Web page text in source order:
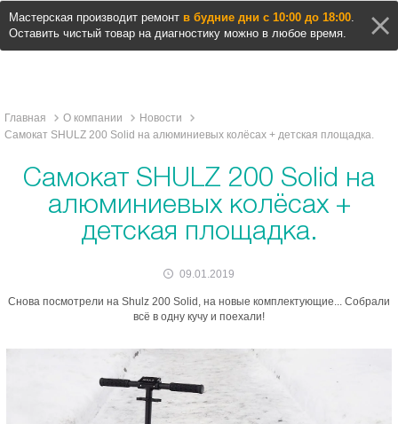
Мастерская производит ремонт в будние дни с 10:00 до 18:00.
Оставить чистый товар на диагностику можно в любое время.
Главная О компании
Новости
Самокат SHULZ 200 Solid на алюминиевых колёсах + детская площадка.
Самокат SHULZ 200 Solid на
алюминиевых колёсах +
детская площадка.
09.01.2019
Снова посмотрели на Shulz 200 Solid, на новые комплектующие... Собрали
всё в одну кучу и поехали!